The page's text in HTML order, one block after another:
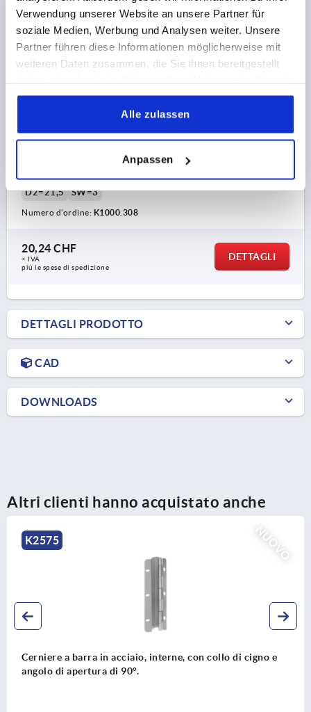
Verwendung unserer Website an unsere Partner für
soziale Medien, Werbung und Analysen weiter. Unsere
Partner führen diese Informationen möglicherweise mit
weiteren Daten zusammen, die Sie ihnen bereitgestellt
gesammelt haben.
Alle zulassen
Anpassen
K1000
IMPUGNATURA CILINDRICA GIREVOLE D=M08X12,
D1=25, ACCIAIO INOX
LUNGHEZZA FILETTATURA=12
LUNGHEZZA MANIGLIA=90
DIAMETRO ESTERNO=25
D2=21,5
SW=3
Numero d’ordine: K1000.308
20,24 CHF
+ IVA
più le spese di spedizione
DETTAGLI
DETTAGLI PRODOTTO
CAD
DOWNLOADS
Altri clienti hanno acquistato anche
K0728
Leva equilibrata in acciaio